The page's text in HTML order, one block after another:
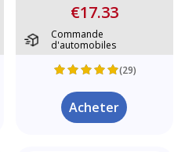
€17.33
Commande
d'automobiles
(29)
Acheter